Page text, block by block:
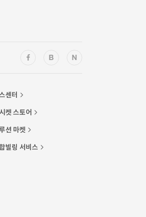
센터
켓 스토어
션 마켓
빌링 서비스